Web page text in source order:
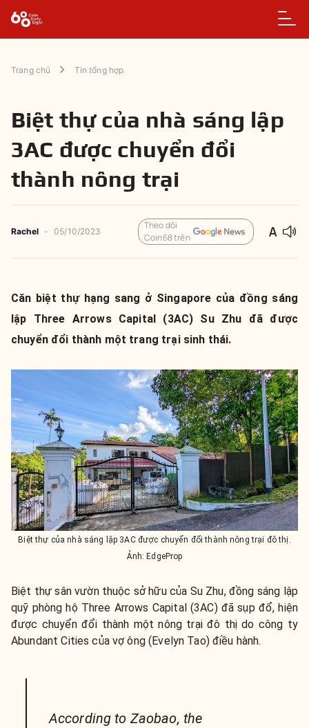
Trang chủ Tin tổng hợp
Biệt thự của nhà sáng lập
3AC được chuyển đổi
thành nông trại
Rachel - 05/10/2023
Theo dõi
Coin68 trên
Căn biệt thự hạng sang ở Singapore của đồng sáng
lập Three Arrows Capital (3AC) Su Zhu đã được
chuyển đổi thành một trang trại sinh thái.
Biệt thự của nhà sáng lập 3AC được chuyển đổi thành nông trại đô thị.
Ảnh: EdgeProp
Biệt thự sân vườn thuộc sở hữu của Su Zhu, đồng sáng lập
quỹ phòng hộ Three Arrows Capital (3AC) đã sụp đổ, hiện
được chuyển đổi thành một nông trại đô thị do công ty
Abundant Cities của vợ ông (Evelyn Tao) điều hành.
According to Zaobao, the